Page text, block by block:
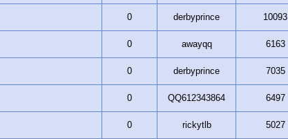
0 derbyprince 10093
0 awayqq 6163
0 derbyprince 7035
0 QQ612343864 6497
0 rickytlb 5027